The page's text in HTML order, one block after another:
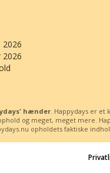
Aftensmad serveres kl.
I weekender og på
morgenbuffeten kl.
I restauranten er der
afstemt vinmenu til
Har I specielle ønsker
eller andet), bedes I
CHARMERENDE KARLS…
❯
præsentation af rejsen,
af anstødelig
2026
2026
hænder. Happydays er et
og meget, meget mere.
opholdets faktiske